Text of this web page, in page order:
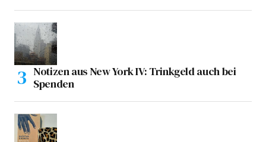
Notizen aus New York IV: Trinkgeld auch bei
Spenden